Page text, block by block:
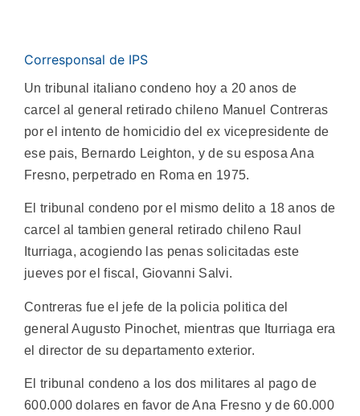
Corresponsal de IPS
Un tribunal italiano condeno hoy a 20 anos de
carcel al general retirado chileno Manuel Contreras
por el intento de homicidio del ex vicepresidente de
ese pais, Bernardo Leighton, y de su esposa Ana
Fresno, perpetrado en Roma en 1975.
El tribunal condeno por el mismo delito a 18 anos de
carcel al tambien general retirado chileno Raul
Iturriaga, acogiendo las penas solicitadas este
jueves por el fiscal, Giovanni Salvi.
Contreras fue el jefe de la policia politica del
general Augusto Pinochet, mientras que Iturriaga era
el director de su departamento exterior.
El tribunal condeno a los dos militares al pago de
600.000 dolares en favor de Ana Fresno y de 60.000